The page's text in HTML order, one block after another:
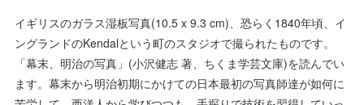
イギリスのガラス湿板写真(10.5 x 9.3 cm)、恐らく1840年頃、イ
ングランドのKendalという町のスタジオで撮られたものです。
「幕末、明治の写真」(小沢健志 著、ちくま学芸文庫)を読んでい
ます。幕末から明治初期にかけての日本最初の写真師達が如何に